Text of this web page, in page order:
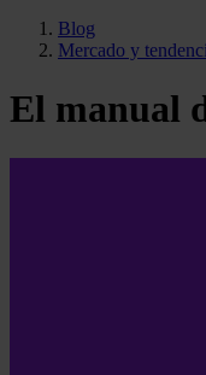
Blog
Mercado y
El manual